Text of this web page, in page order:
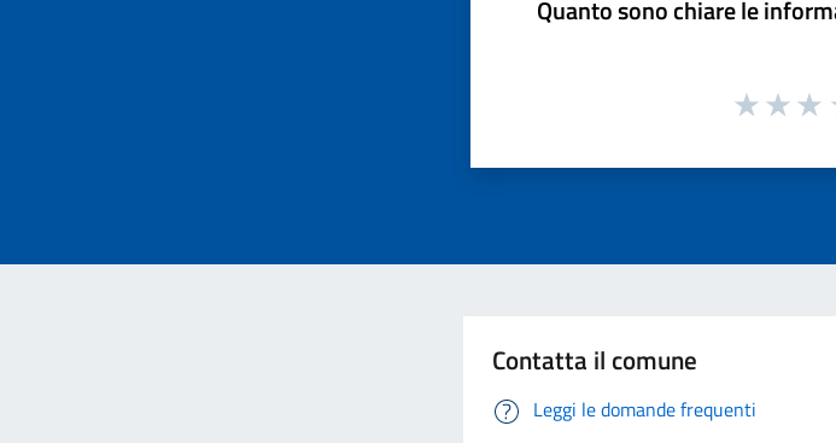
Quanto sono chiare le
Contatta il comune
Leggi le domande frequenti